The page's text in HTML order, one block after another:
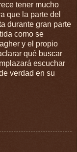
tener mucho
que la parte del
durante gran parte
como se
y el propio
qué buscar
escuchar
verdad en su